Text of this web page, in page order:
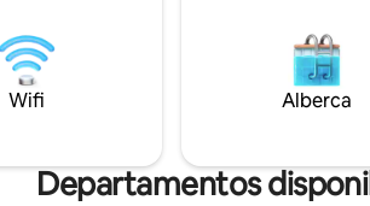
y aperitivos. Está a solo 4
a pie de la playa. Hay 1 plaza de
GRATUITO y no hay
un
y
Wifi Alberca
Departamentos